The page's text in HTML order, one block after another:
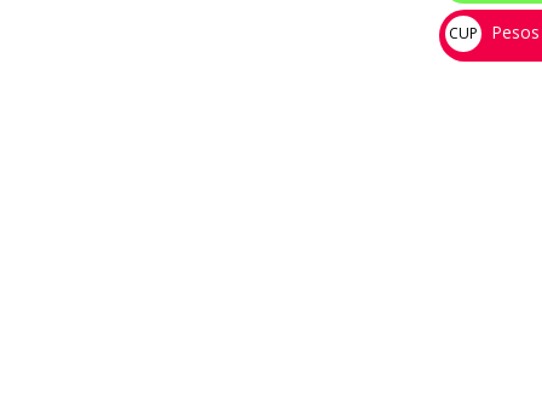
$
CUP
💰
Pesos